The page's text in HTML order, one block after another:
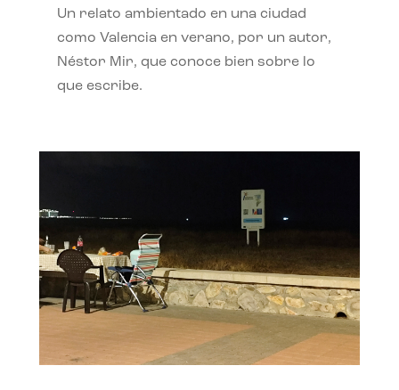
Un relato ambientado en una ciudad
como Valencia en verano, por un autor,
Néstor Mir, que conoce bien sobre lo
que escribe.